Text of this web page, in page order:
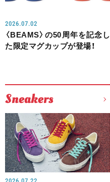
2026.07.02
〈BEAMS〉の50周年を記念し
た限定マグカップが登場！
Sneakers